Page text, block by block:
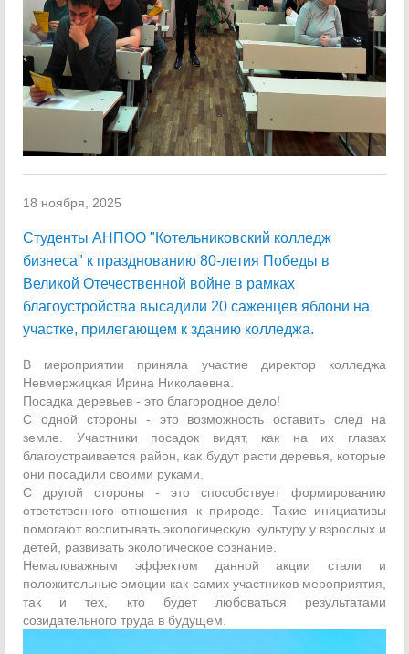
18 ноября, 2025
Студенты АНПОО "Котельниковский колледж
бизнеса" к празднованию 80-летия Победы в
Великой Отечественной войне в рамках
благоустройства высадили 20 саженцев яблони на
участке, прилегающем к зданию колледжа.
В мероприятии приняла участие директор колледжа
Невмержицкая Ирина Николаевна.
Посадка деревьев - это благородное дело!
С одной стороны - это возможность оставить след на
земле. Участники посадок видят, как на их глазах
благоустраивается район, как будут расти деревья, которые
они посадили своими руками.
С другой стороны - это способствует формированию
ответственного отношения к природе. Такие инициативы
помогают воспитывать экологическую культуру у взрослых и
детей, развивать экологическое сознание.
Немаловажным эффектом данной акции стали и
положительные эмоции как самих участников мероприятия,
так и тех, кто будет любоваться результатами
созидательного труда в будущем.